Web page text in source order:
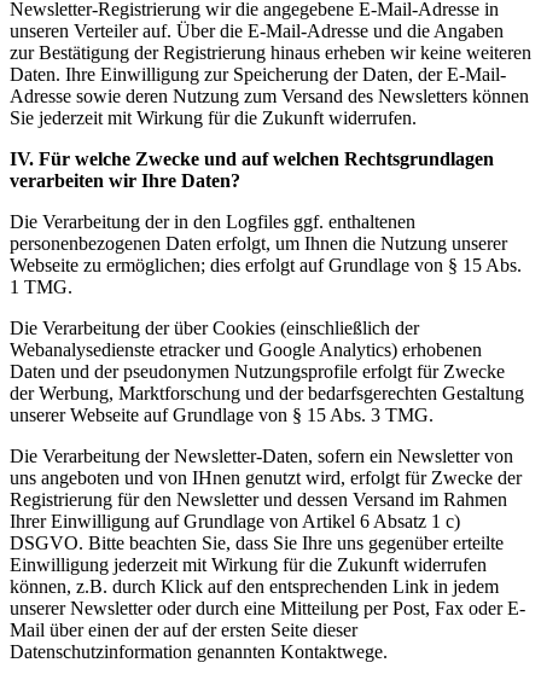
Newsletter-Registrierung wir die angegebene E-Mail-Adresse in
unseren Verteiler auf. Über die E-Mail-Adresse und die Angaben
zur Bestätigung der Registrierung hinaus erheben wir keine weiteren
Daten. Ihre Einwilligung zur Speicherung der Daten, der E-Mail-
Adresse sowie deren Nutzung zum Versand des Newsletters können
Sie jederzeit mit Wirkung für die Zukunft widerrufen.
IV. Für welche Zwecke und auf welchen Rechtsgrundlagen
verarbeiten wir Ihre Daten?
Die Verarbeitung der in den Logfiles ggf. enthaltenen
personenbezogenen Daten erfolgt, um Ihnen die Nutzung unserer
Webseite zu ermöglichen; dies erfolgt auf Grundlage von § 15 Abs.
1 TMG.
Die Verarbeitung der über Cookies (einschließlich der
Webanalysedienste etracker und Google Analytics) erhobenen
Daten und der pseudonymen Nutzungsprofile erfolgt für Zwecke
der Werbung, Marktforschung und der bedarfsgerechten Gestaltung
unserer Webseite auf Grundlage von § 15 Abs. 3 TMG.
Die Verarbeitung der Newsletter-Daten, sofern ein Newsletter von
uns angeboten und von IHnen genutzt wird, erfolgt für Zwecke der
Registrierung für den Newsletter und dessen Versand im Rahmen
Ihrer Einwilligung auf Grundlage von Artikel 6 Absatz 1 c)
DSGVO. Bitte beachten Sie, dass Sie Ihre uns gegenüber erteilte
Einwilligung jederzeit mit Wirkung für die Zukunft widerrufen
können, z.B. durch Klick auf den entsprechenden Link in jedem
unserer Newsletter oder durch eine Mitteilung per Post, Fax oder E-
Mail über einen der auf der ersten Seite dieser
Datenschutzinformation genannten Kontaktwege.